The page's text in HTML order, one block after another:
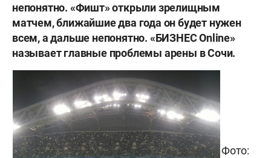
непонятно. «Фишт» открыли зрелищным
матчем, ближайшие два года он будет нужен
всем, а дальше непонятно. «БИЗНЕСOnline»
называет главные проблемы арены в Сочи.
Фото: